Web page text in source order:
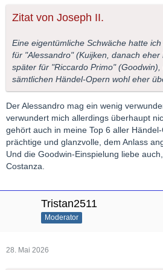
Zitat von Joseph II.
Eine eigentümliche Schwäche hatte
für "Alessandro" (Kuijken, danach
später für "Riccardo Primo"
sämtlichen Händel-Opern wohl eher
Der Alessandro mag ein wenig
verwundert mich allerdings überhaupt
gehört auch in meine Top 6 aller
prächtige und glanzvolle, dem Anlass
Und die Goodwin-Einspielung liebe
Costanza.
Tristan2511
Moderator
28. Mai 2026